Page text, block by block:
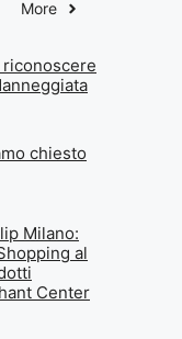
More
chiesto
Milano:
al
Center